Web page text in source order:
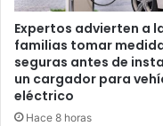
Expertos advierten a
familias tomar
seguras antes de
un cargador para
eléctrico
Hace 8 horas